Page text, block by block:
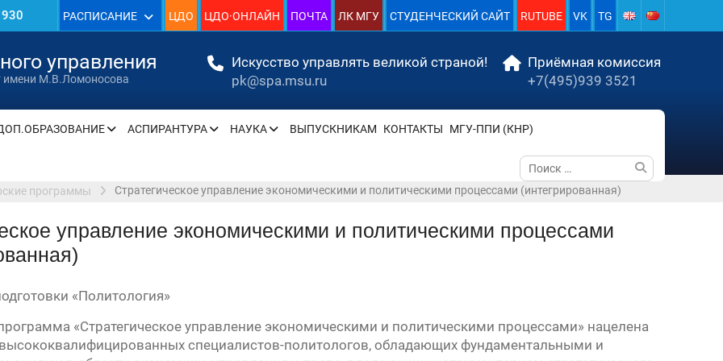
—
—
—
РАСПИСАНИЕ ЦДО ЦДО·ОНЛАЙН ПОЧТА ЛК МГУ СТУДЕНЧЕСКИЙ САЙТ RUTUBE VK TG
управления
имени М.В.Ломоносова
Искусство управлять великой страной!
pk@spa.msu.ru
Приёмная комиссия
+7(495)939 3521
АСПИРАНТУРА НАУКА ВЫПУСКНИКАМ КОНТАКТЫ МГУ-ППИ (КНР)
Поиск
по:
программы Стратегическое управление экономическими и политическими процессами (интегрированная)
управление экономическими и политическими процессами
«Политология»
«Стратегическое управление экономическими и политическими процессами» нацелена
высококвалифицированных специалистов-политологов, обладающих фундаментальными и